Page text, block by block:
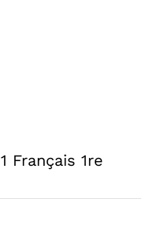
Français 1re